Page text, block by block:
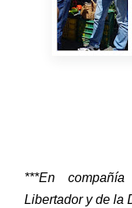
***En
Libertador y de la